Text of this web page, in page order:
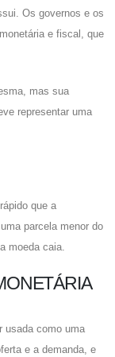
Os governos e os
e fiscal, que
mas sua
representar uma
que a
parcela menor do
moeda caia.
usada como uma
e a demanda, e